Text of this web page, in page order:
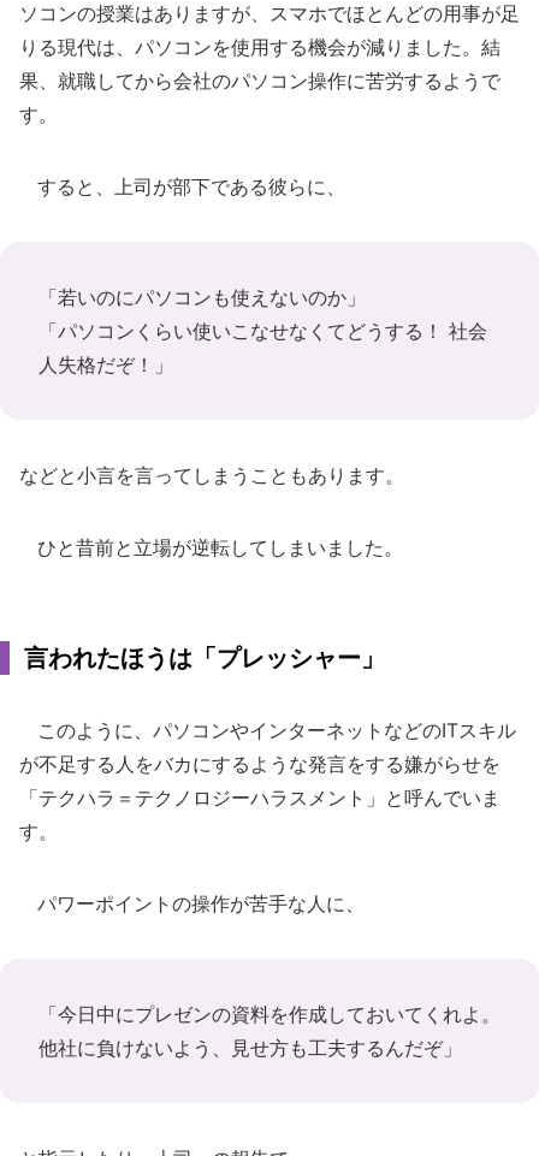
ソコンの授業はありますが、スマホでほとんどの用事が足
りる現代は、パソコンを使用する機会が減りました。結
果、就職してから会社のパソコン操作に苦労するようで
す。
すると、上司が部下である彼らに、
「若いのにパソコンも使えないのか」
「パソコンくらい使いこなせなくてどうする！ 社会
人失格だぞ！」
などと小言を言ってしまうこともあります。
ひと昔前と立場が逆転してしまいました。
言われたほうは「プレッシャー」
このように、パソコンやインターネットなどのITスキル
が不足する人をバカにするような発言をする嫌がらせを
「テクハラ＝テクノロジーハラスメント」と呼んでいま
す。
パワーポイントの操作が苦手な人に、
「今日中にプレゼンの資料を作成しておいてくれよ。
他社に負けないよう、見せ方も工夫するんだぞ」